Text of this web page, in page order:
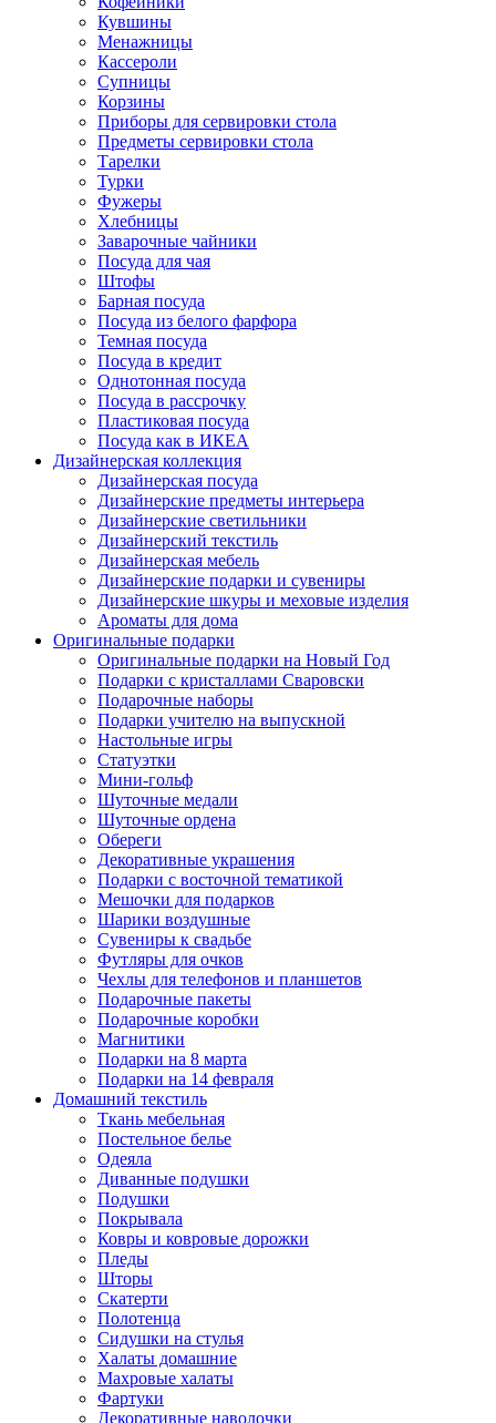
Кувшины
Менажницы
Кассероли
Супницы
Корзины
Приборы для сервировки стола
Предметы сервировки стола
Тарелки
Турки
Фужеры
Хлебницы
Заварочные чайники
Посуда для чая
Штофы
Барная посуда
Посуда из белого фарфора
Темная посуда
Посуда в кредит
Однотонная посуда
Посуда в рассрочку
Пластиковая посуда
Посуда как в ИКЕА
Дизайнерская коллекция
Дизайнерская посуда
Дизайнерские предметы интерьера
Дизайнерские светильники
Дизайнерский текстиль
Дизайнерская мебель
Дизайнерские подарки и сувениры
Дизайнерские шкуры и меховые изделия
Ароматы для дома
Оригинальные подарки
Оригинальные подарки на Новый Год
Подарки с кристаллами Сваровски
Подарочные наборы
Подарки учителю на выпускной
Настольные игры
Статуэтки
Мини-гольф
Шуточные медали
Шуточные ордена
Обереги
Декоративные украшения
Подарки с восточной тематикой
Мешочки для подарков
Шарики воздушные
Сувениры к свадьбе
Футляры для очков
Чехлы для телефонов и планшетов
Подарочные пакеты
Подарочные коробки
Магнитики
Подарки на 8 марта
Подарки на 14 февраля
Домашний текстиль
Ткань мебельная
Постельное белье
Одеяла
Диванные подушки
Подушки
Покрывала
Ковры и ковровые дорожки
Пледы
Шторы
Скатерти
Полотенца
Сидушки на стулья
Халаты домашние
Махровые халаты
Фартуки
Декоративные наволочки